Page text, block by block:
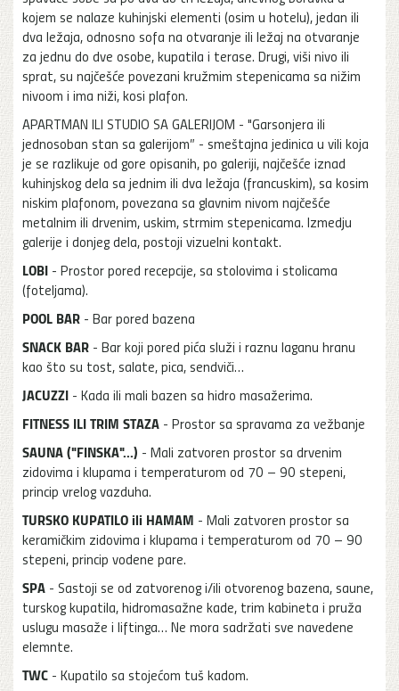
kojem se nalaze kuhinjski elementi (osim u hotelu), jedan ili
dva ležaja, odnosno sofa na otvaranje ili ležaj na otvaranje
za jednu do dve osobe, kupatila i terase. Drugi, viši nivo ili
sprat, su najčešće povezani kružmim stepenicama sa nižim
nivoom i ima niži, kosi plafon.
APARTMAN ILI STUDIO SA GALERIJOM - "Garsonjera ili
jednosoban stan sa galerijom” - smeštajna jedinica u vili koja
je se razlikuje od gore opisanih, po galeriji, najčešće iznad
kuhinjskog dela sa jednim ili dva ležaja (francuskim), sa kosim
niskim plafonom, povezana sa glavnim nivom najčešće
metalnim ili drvenim, uskim, strmim stepenicama. Izmedju
galerije i donjeg dela, postoji vizuelni kontakt.
LOBI - Prostor pored recepcije, sa stolovima i stolicama
(foteljama).
POOL BAR - Bar pored bazena
SNACK BAR - Bar koji pored pića služi i raznu laganu hranu
kao što su tost, salate, pica, sendviči…
JACUZZI - Kada ili mali bazen sa hidro masažerima.
FITNESS ILI TRIM STAZA - Prostor sa spravama za vežbanje
SAUNA ("FINSKA"...) - Mali zatvoren prostor sa drvenim
zidovima i klupama i temperaturom od 70 – 90 stepeni,
princip vrelog vazduha.
TURSKO KUPATILO ili HAMAM - Mali zatvoren prostor sa
keramičkim zidovima i klupama i temperaturom od 70 – 90
stepeni, princip vodene pare.
SPA - Sastoji se od zatvorenog i/ili otvorenog bazena, saune,
turskog kupatila, hidromasažne kade, trim kabineta i pruža
uslugu masaže i liftinga… Ne mora sadržati sve navedene
elemnte.
TWC - Kupatilo sa stojećom tuš kadom.